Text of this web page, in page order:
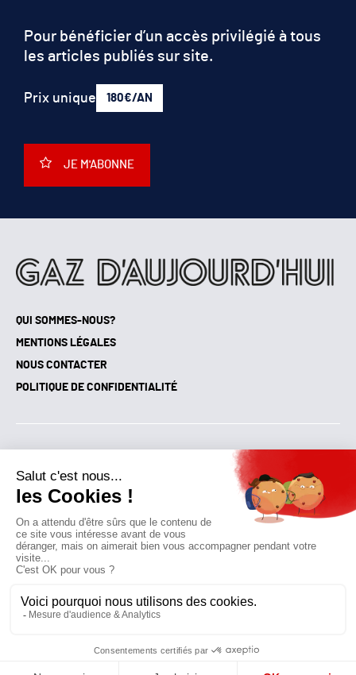
QUI SOMMES-NOUS?
MENTIONS LÉGALES
NOUS CONTACTER
POLITIQUE DE CONFIDENTIALITÉ
Mes favoris
© GAZ D’AUJOURD'HUI 2018
Pour bénéficier d’un accès privilégié à tous
les articles publiés sur site.
Prix unique 180€/AN
JE M'ABONNE